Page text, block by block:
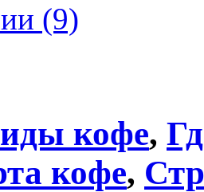
(9)
кофе,
кофе,